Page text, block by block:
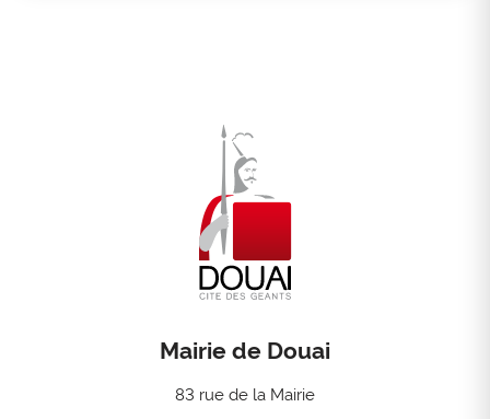
Mairie de Douai
83 rue de la Mairie